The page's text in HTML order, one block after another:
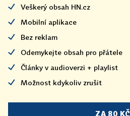
Veškerý obsah HN.cz
Mobilní aplikace
Bez reklam
Odemykejte obsah pro přátele
Články v audioverzi + playlist
Možnost kdykoliv zrušit
ZA 80 KČ